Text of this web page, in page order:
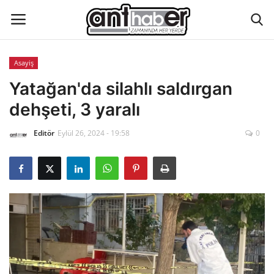
Künye
Eğitim
Hakkımızda
İletişim
Asayiş
Çevre
Asayiş
Yatağan'da silahlı saldırgan
dehşeti, 3 yaralı
Editör Eylül 26, 2024 - 19:58 0